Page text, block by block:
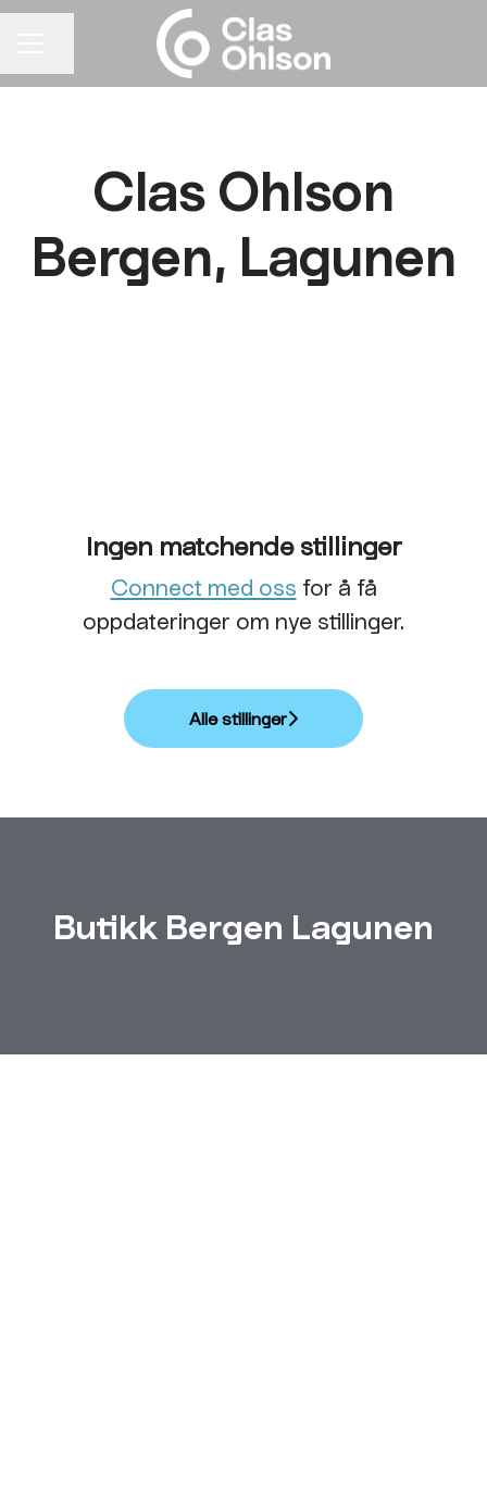
Clas Ohlson
Bergen, Lagunen
Ingen matchende stillinger
Connect med oss for å få
oppdateringer om nye stillinger.
Alle stillinger
Butikk Bergen Lagunen